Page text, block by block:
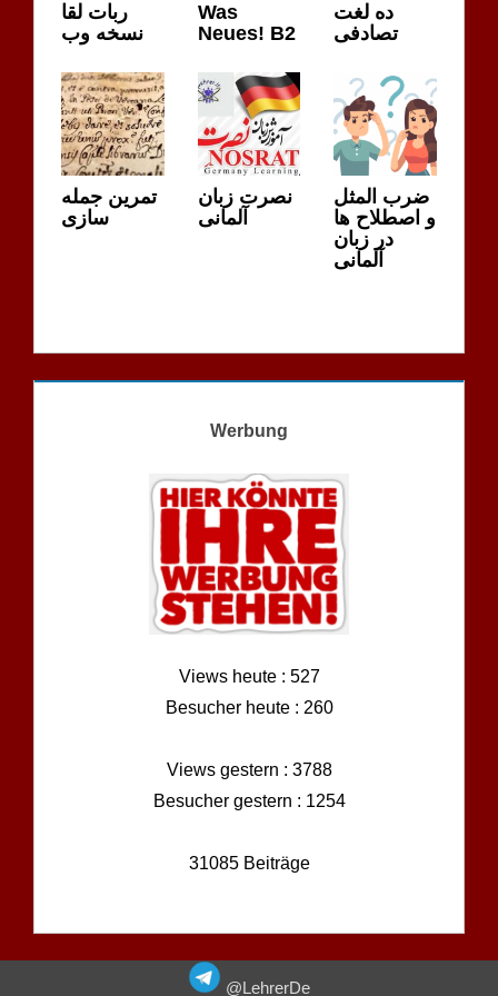
ربات لقا
نسخه وب
Was
Neues! B2
ده لغت
تصادفی
تمرین جمله
سازی
نصرت زبان
آلمانی
ضرب المثل
و اصطلاح ها
در زبان
آلمانی
Werbung
Views heute : 527
Besucher heute : 260
Views gestern : 3788
Besucher gestern : 1254
31085 Beiträge
@LehrerDe